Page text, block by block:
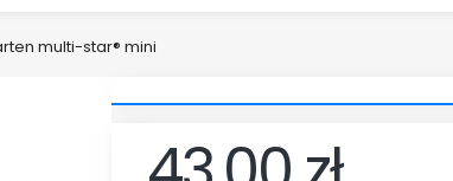
multi-star® mini